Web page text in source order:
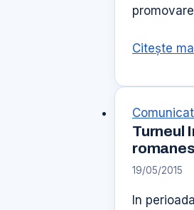
Citește
Turneul
19/05/2015
In